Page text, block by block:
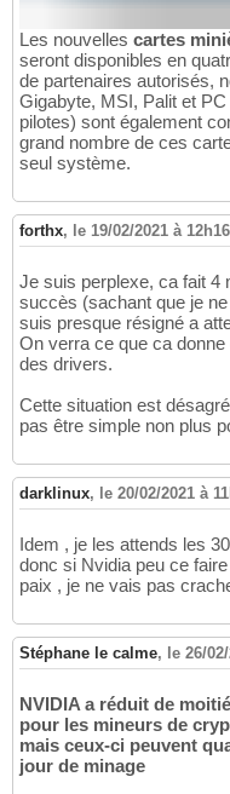
Les nouvelles cartes
seront disponibles en
de partenaires autorisés,
Gigabyte, MSI, Palit et
pilotes) sont également
grand nombre de ces
seul système.
forthx, le 19/02/2021 à 12h16
Je suis perplexe, ca fait 4
succès (sachant que je
suis presque résigné a
On verra ce que ca
des drivers.
Cette situation est
pas être simple non plus
darklinux, le 20/02/2021 à
Idem , je les attends les
donc si Nvidia peu ce
paix , je ne vais pas
Stéphane le calme, le 26/
NVIDIA a réduit de
pour les mineurs de
mais ceux-ci peuvent
jour de minage